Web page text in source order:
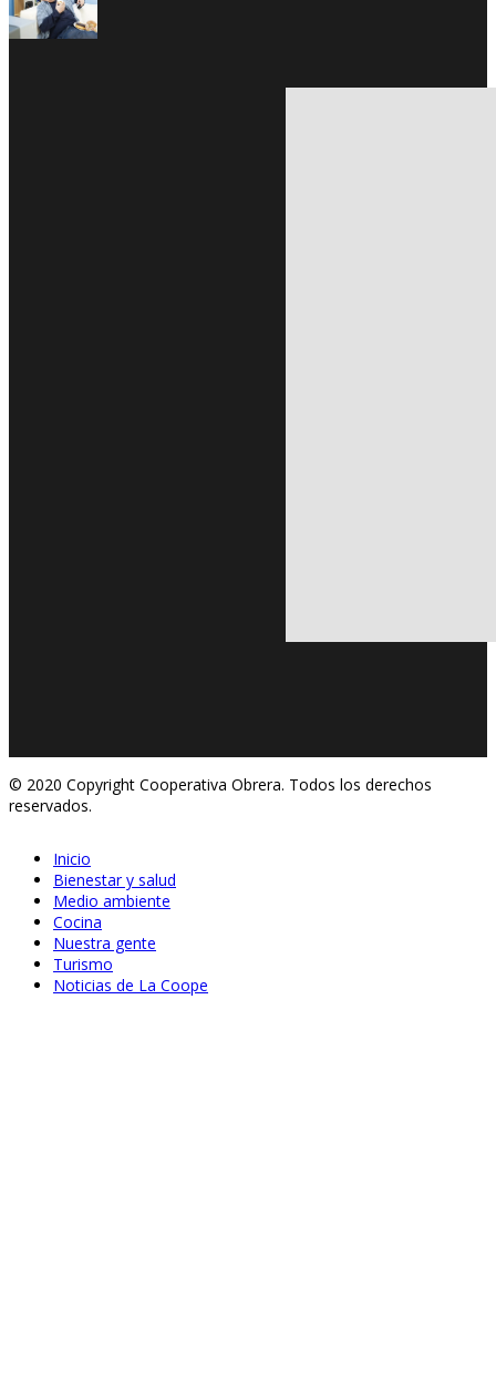
© 2020 Copyright Cooperativa Obrera. Todos los derechos
reservados.
Inicio
Bienestar y salud
Medio ambiente
Cocina
Nuestra gente
Turismo
Noticias de La Coope